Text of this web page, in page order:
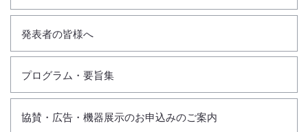
発表者の皆様へ
プログラム・要旨集
協賛・広告・機器展示のお申込みのご案内